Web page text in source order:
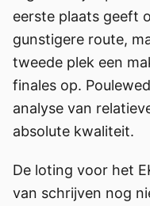
eerste plaats geeft
gunstigere route,
tweede plek een
finales op.
analyse van
absolute kwaliteit.
De loting voor het
van schrijven nog